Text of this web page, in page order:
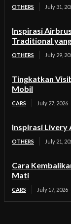
OTHERS July 31,
Inspirasi
Traditional
OTHERS July 29,
Tingkatkan
Mobil
CARS July 27, 2026
Inspirasi Livery
OTHERS July 21,
Cara
Mati
CARS July 17, 2026